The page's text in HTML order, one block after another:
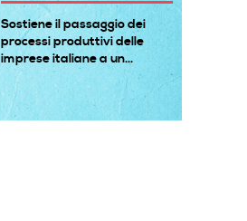
Sostiene il passaggio dei
processi produttivi delle
imprese italiane a un...